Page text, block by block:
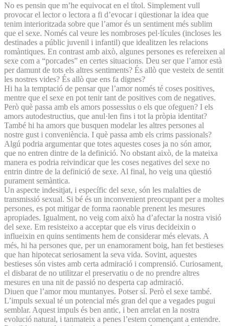
No es pensin que m’he equivocat en el títol. Simplement vull
provocar el lector o lectora a fi d’evocar i qüestionar la idea que
tenim interioritzada sobre que l’amor és un sentiment més sublim
que el sexe. Només cal veure les nombroses pel·lícules (incloses les
destinades a públic juvenil i infantil) que idealitzen les relacions
romàntiques. En contrast amb això, algunes persones es refereixen al
sexe com a “porcades” en certes situacions. Deu ser que l’amor està
per damunt de tots els altres sentiments? És allò que vesteix de sentit
les nostres vides? És allò que ens fa dignes?
Hi ha la temptació de pensar que l’amor només té coses positives,
mentre que el sexe en pot tenir tant de positives com de negatives.
Però què passa amb els amors possessius o els que ofeguen? I els
amors autodestructius, que anul·len fins i tot la pròpia identitat?
També hi ha amors que busquen modelar les altres persones al
nostre gust i conveniència. I què passa amb els crims passionals?
Algú podria argumentar que totes aquestes coses ja no són amor,
que no entren dintre de la definició. No obstant això, de la mateixa
manera es podria reivindicar que les coses negatives del sexe no
entrin dintre de la definició de sexe. Al final, ho veig una qüestió
purament semàntica.
Un aspecte indesitjat, i específic del sexe, són les malalties de
transmissió sexual. Si bé és un inconvenient preocupant per a moltes
persones, es pot mitigar de forma raonable prenent les mesures
apropiades. Igualment, no veig com això ha d’afectar la nostra visió
del sexe. Em resisteixo a acceptar que els virus decideixin o
influeixin en quins sentiments hem de considerar més elevats. A
més, hi ha persones que, per un enamorament boig, han fet bestieses
que han hipotecat seriosament la seva vida. Sovint, aquestes
bestieses són vistes amb certa admiració i comprensió. Curiosament,
el disbarat de no utilitzar el preservatiu o de no prendre altres
mesures en una nit de passió no desperta cap admiració.
Diuen que l’amor mou muntanyes. Potser sí. Però el sexe també.
L’impuls sexual té un potencial més gran del que a vegades pugui
semblar. Aquest impuls és ben antic, i ben arrelat en la nostra
evolució natural, i tanmateix a penes l’estem començant a entendre.